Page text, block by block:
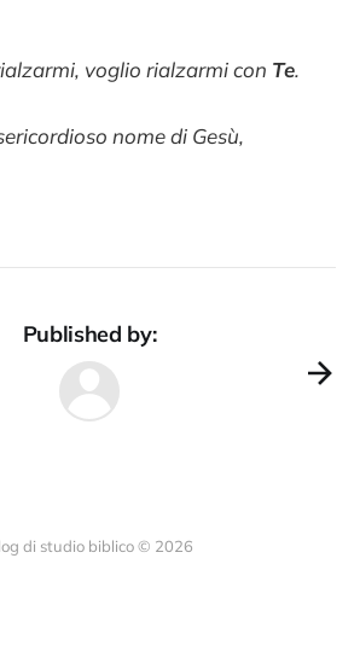
voglio rialzarmi con Te.
nome di Gesù,
Published by:
di studio biblico © 2026